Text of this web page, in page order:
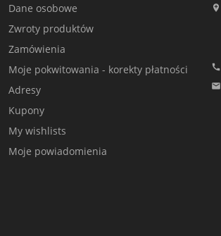
Dane osobowe
Zwroty produktów
Zamówienia
Moje pokwitowania - korekty płatności
Adresy
Kupony
My wishlists
Moje powiadomienia


